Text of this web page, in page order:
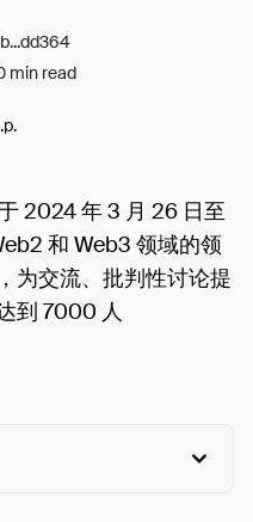
min read
2024 年 3 月 26 日至
和 Web3 领域的领
为交流、批判性讨论提
到 7000 人